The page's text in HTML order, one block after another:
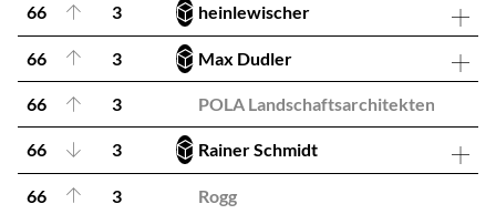
66 3 heinlewischer
66 3 Max Dudler
66 3 POLA Landschaftsarchitekten
66 3 Rainer Schmidt
66 3 Rogg